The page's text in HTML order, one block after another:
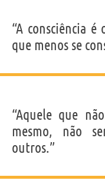
“A consciência
que menos se
“Aquele que
mesmo, não
outros.”